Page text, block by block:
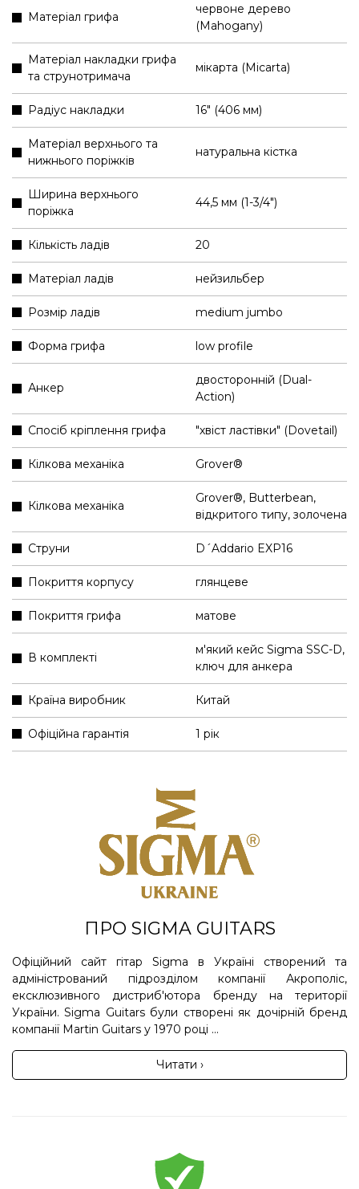
Матеріал грифа
червоне дерево
(Mahogany)
Матеріал накладки грифа
та струнотримача
мікарта (Micarta)
Радіус накладки 16" (406 мм)
Матеріал верхнього та
нижнього поріжків
натуральна кістка
Ширина верхнього
поріжка
44,5 мм (1-3/4″)
Кількість ладів 20
Матеріал ладів нейзильбер
Розмір ладів medium jumbo
Форма грифа low profile
Анкер
двосторонній (Dual-
Action)
Спосіб кріплення грифа "хвіст ластівки" (Dovetail)
Кілкова механіка Grover®
Кілкова механіка
Grover®, Butterbean,
відкритого типу, золочена
Струни D´Addario EXP16
Покриття корпусу глянцеве
Покриття грифа матове
В комплекті
м'який кейс Sigma SSC-D,
ключ для анкера
Країна виробник Китай
Офіційна гарантія 1 рік
ПРО SIGMA GUITARS
Офіційний сайт гітар Sigma в Україні створений та
адміністрований підрозділом компанії Акрополіс,
ексклюзивного дистриб'ютора бренду на території
України. Sigma Guitars були створені як дочірній бренд
компанії Martin Guitars у 1970 році ...
Читати ›